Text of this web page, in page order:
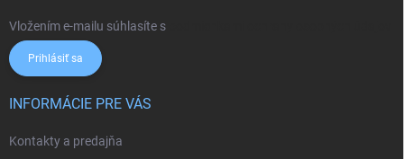
Vložením e-mailu súhlasíte s
Prihlásiť sa
INFORMÁCIE PRE VÁS
Kontakty a predajňa